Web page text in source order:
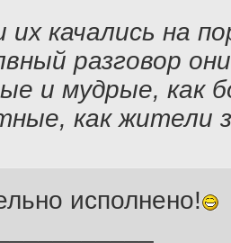
качались на
разговор
и мудрые, как
как жители
исполнено!